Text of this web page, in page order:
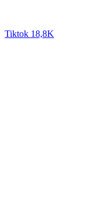
Tiktok 18,8K